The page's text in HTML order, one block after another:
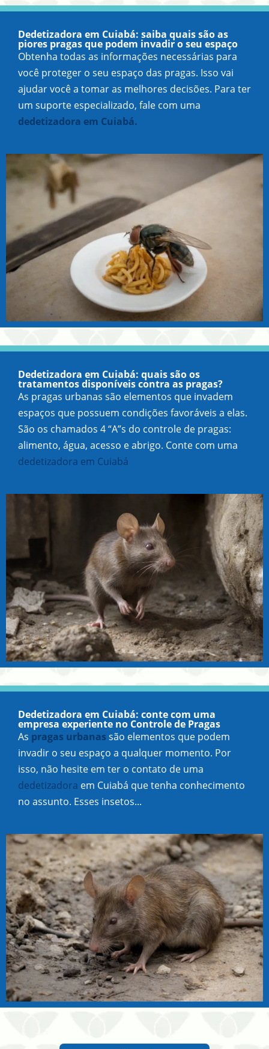
Dedetizadora em Cuiabá: saiba quais são as
piores pragas que podem invadir o seu espaço
Obtenha todas as informações necessárias para
você proteger o seu espaço das pragas. Isso vai
ajudar você a tomar as melhores decisões. Para ter
um suporte especializado, fale com uma
dedetizadora em Cuiabá.
Dedetizadora em Cuiabá: quais são os
tratamentos disponíveis contra as pragas?
As pragas urbanas são elementos que invadem
espaços que possuem condições favoráveis a elas.
São os chamados 4 “A”s do controle de pragas:
alimento, água, acesso e abrigo. Conte com uma
dedetizadora em Cuiabá
Dedetizadora em Cuiabá: conte com uma
empresa experiente no Controle de Pragas
As pragas urbanas são elementos que podem
invadir o seu espaço a qualquer momento. Por
isso, não hesite em ter o contato de uma
dedetizadora em Cuiabá que tenha conhecimento
no assunto. Esses insetos...